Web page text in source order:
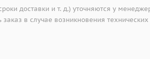
доставки и т. д.) уточняются у
в случае возникновения